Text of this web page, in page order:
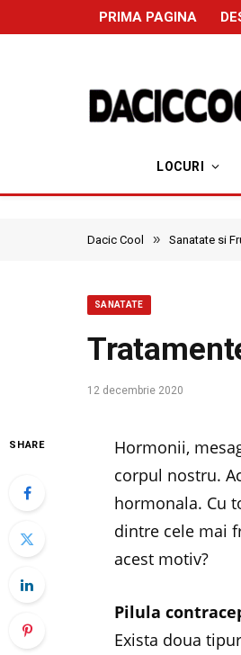
PRIMA PAGINA
LOCURI
Dacic Cool » Sanatate si
SANATATE
12 decembrie 2020
SHARE
Hormonii,
corpul nostru.
hormonala. Cu
dintre cele mai
acest motiv?
Pilula
Exista doua